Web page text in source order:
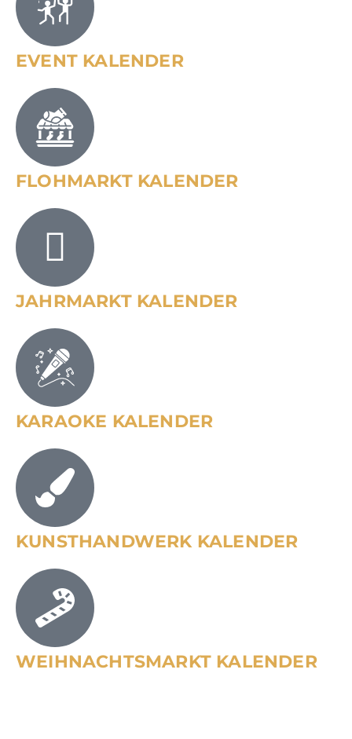
EVENT KALENDER
FLOHMARKT KALENDER
JAHRMARKT KALENDER
KARAOKE KALENDER
KUNSTHANDWERK KALENDER
WEIHNACHTSMARKT KALENDER